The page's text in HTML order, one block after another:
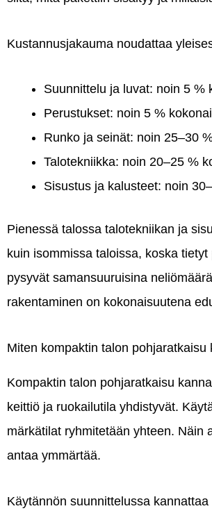
Kustannusjakauma noudattaa
Suunnittelu ja luvat: noin 5 %
Perustukset: noin 5 %
Runko ja seinät: noin 25–30
Talotekniikka: noin 20–25 %
Sisustus ja kalusteet: noin
Pienessä talossa talotekniikan ja
kuin isommissa taloissa, koska
pysyvät samansuuruisina
rakentaminen on kokonaisuutena
Miten kompaktin talon pohjaratkaisu
Kompaktin talon pohjaratkaisu
keittiö ja ruokailutila yhdistyvät.
märkätilat ryhmitetään yhteen. Näin
antaa ymmärtää.
Käytännön suunnittelussa